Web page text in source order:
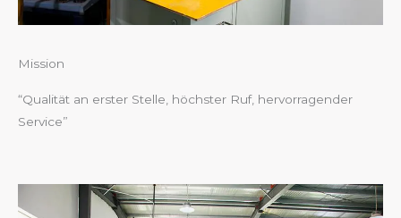
Mission
“Qualität an erster Stelle, höchster Ruf, hervorragender
Service”